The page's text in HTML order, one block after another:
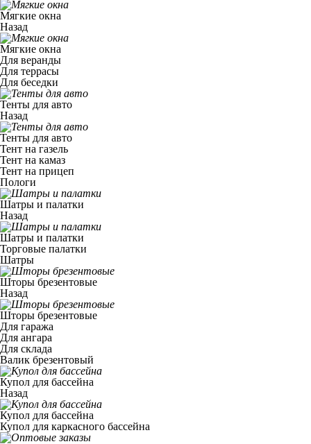
Мягкие окна
Назад
Мягкие окна
Для веранды
Для террасы
Для беседки
Тенты для авто
Назад
Тенты для авто
Тент на газель
Тент на камаз
Тент на прицеп
Пологи
Шатры и палатки
Назад
Шатры и палатки
Торговые палатки
Шатры
Шторы брезентовые
Назад
Шторы брезентовые
Для гаража
Для ангара
Для склада
Валик брезентовый
Купол для бассейна
Назад
Купол для бассейна
Купол для каркасного бассейна